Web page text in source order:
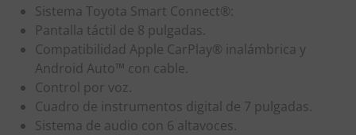
Sistema Toyota Smart Connect®:
Pantalla táctil de 8 pulgadas.
Compatibilidad Apple CarPlay® inalámbrica y
Android Auto™ con cable.
Control por voz.
Cuadro de instrumentos digital de 7 pulgadas.
Sistema de audio con 6 altavoces.